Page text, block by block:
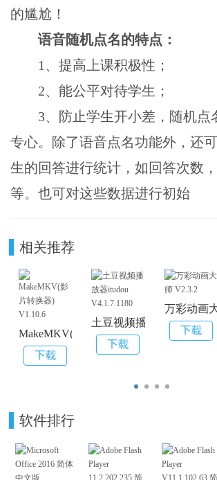
的尴尬！
语音随机点名的特点：
1、提高上课积极性；
2、能公平对待学生；
3、防止学生开小差，随机点
专心。除了语音点名功能外，还
生的回答进行统计，如回答次数
等。也可对这些数据进行初始
相关推荐
MakeMKV(影片转换器) V1.10.6
土豆视频播放器itudou
万彩动画
软件排行